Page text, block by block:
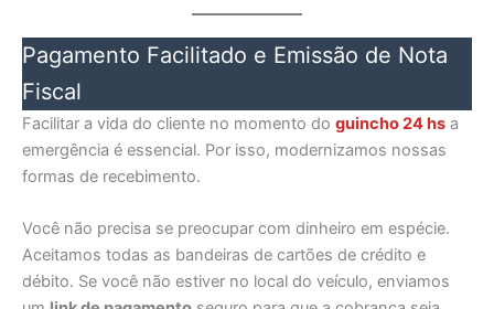
Pagamento Facilitado e Emissão de Nota
Fiscal
Facilitar a vida do cliente no momento do guincho 24 hs a
emergência é essencial. Por isso, modernizamos nossas
formas de recebimento.
Você não precisa se preocupar com dinheiro em espécie.
Aceitamos todas as bandeiras de cartões de crédito e
débito. Se você não estiver no local do veículo, enviamos